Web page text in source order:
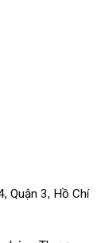
Quận 3, Hồ Chí